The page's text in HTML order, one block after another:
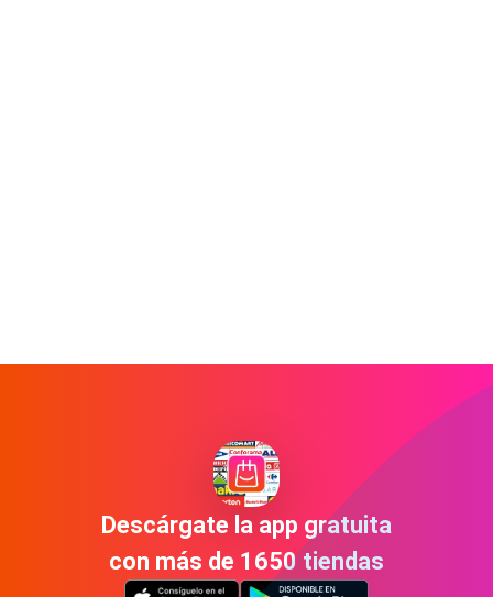
Descárgate la app gratuita
con más de 1650 tiendas